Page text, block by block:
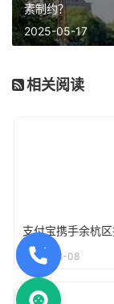
素制约？
2025-05-17
相关阅读
2026-08-08